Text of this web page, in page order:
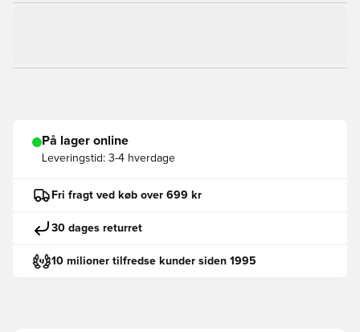
På lager online
Leveringstid: 3-4 hverdage
Fri fragt ved køb over 699 kr
30 dages returret
10 milioner tilfredse kunder siden 1995